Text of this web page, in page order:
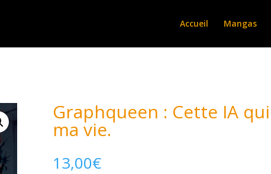
Accueil Mangas
Graphqueen : Cette IA
ma vie.
13,00€